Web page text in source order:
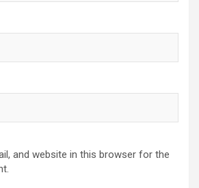
and website in this browser for the